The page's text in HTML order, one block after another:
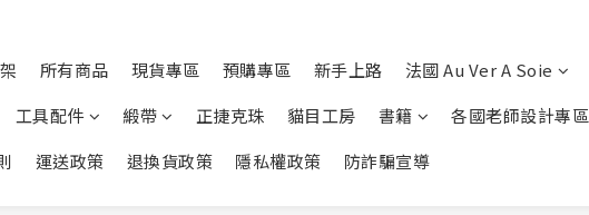
所有商品 現貨專區 預購專區 新手上路
法國 Au Ver A Soie
工具配件
緞帶 正捷克珠 貓目工房 書籍 各國老師設計專區
運送政策 退換貨政策 隱私權政策 防詐騙宣導